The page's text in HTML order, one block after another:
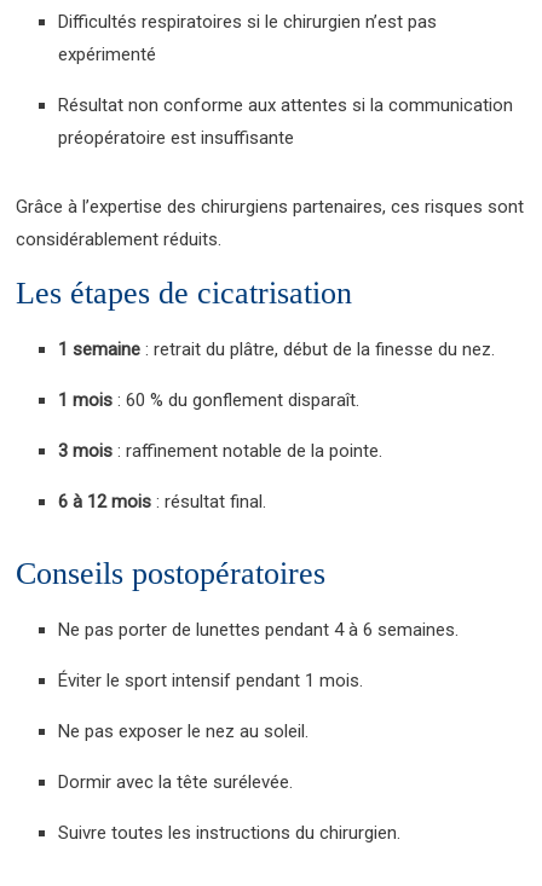
Difficultés respiratoires si le chirurgien n’est pas
expérimenté
Résultat non conforme aux attentes si la communication
préopératoire est insuffisante
Grâce à l’expertise des chirurgiens partenaires, ces risques sont
considérablement réduits.
Les étapes de cicatrisation
1 semaine : retrait du plâtre, début de la finesse du nez.
1 mois : 60 % du gonflement disparaît.
3 mois : raffinement notable de la pointe.
6 à 12 mois : résultat final.
Conseils postopératoires
Ne pas porter de lunettes pendant 4 à 6 semaines.
Éviter le sport intensif pendant 1 mois.
Ne pas exposer le nez au soleil.
Dormir avec la tête surélevée.
Suivre toutes les instructions du chirurgien.